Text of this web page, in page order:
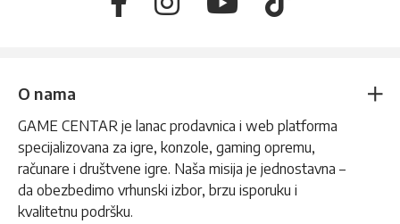
O nama
GAME CENTAR je lanac prodavnica i web platforma
specijalizovana za igre, konzole, gaming opremu,
računare i društvene igre. Naša misija je jednostavna –
da obezbedimo vrhunski izbor, brzu isporuku i
kvalitetnu podršku.